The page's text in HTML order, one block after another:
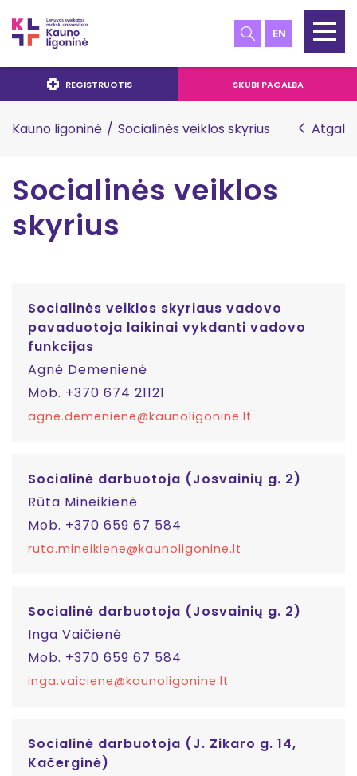
EN
REGISTRUOTIS SKUBI PAGALBA
Kauno ligoninė / Socialinės veiklos skyrius Atgal
Socialinės veiklos
skyrius
Socialinės veiklos skyriaus vadovo
pavaduotoja laikinai vykdanti vadovo
funkcijas
Agnė Demenienė
Mob. +370 674 21121
agne.demeniene@kaunoligonine.lt
Socialinė darbuotoja (Josvainių g. 2)
Rūta Mineikienė
Mob. +370 659 67 584
ruta.mineikiene@kaunoligonine.lt
Socialinė darbuotoja (Josvainių g. 2)
Inga Vaičienė
Mob. +370 659 67 584
inga.vaiciene@kaunoligonine.lt
Socialinė darbuotoja (J. Zikaro g. 14,
Kačerginė)